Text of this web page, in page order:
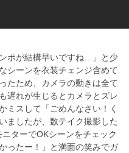
ポが結構早いですね…」と少
シーンを衣装チェンジ含めて
たため、カメラの動きは全て
遅れが生じるとカメラとズレ
ミスして「ごめんなさい！く
ましたが、数テイク撮影した
ターでOKシーンをチェック
ったー！」と満面の笑みでガ